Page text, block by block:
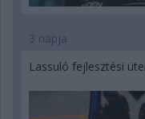
3 napja
Lassuló fejlesztési